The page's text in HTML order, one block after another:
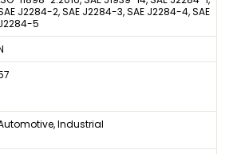
J2284-2, SAE J2284-3, SAE J2284-4, SAE
5
Industrial